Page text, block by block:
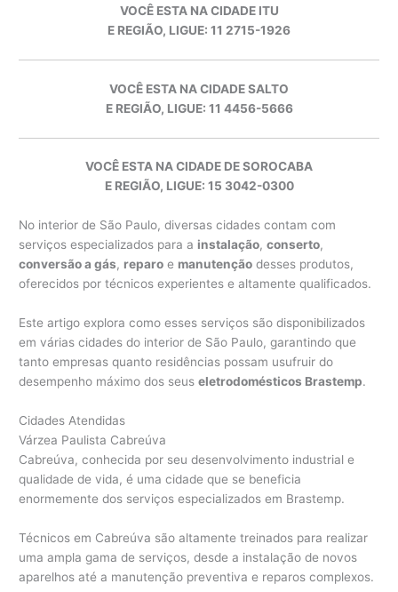
VOCÊ ESTA NA CIDADE ITU
E REGIÃO, LIGUE: 11 2715-1926
VOCÊ ESTA NA CIDADE SALTO
E REGIÃO, LIGUE: 11 4456-5666
VOCÊ ESTA NA CIDADE DE SOROCABA
E REGIÃO, LIGUE: 15 3042-0300
No interior de São Paulo, diversas cidades contam com
serviços especializados para a instalação,conserto,
conversão a gás, reparo e manutenção desses produtos,
oferecidos por técnicos experientes e altamente qualificados.
Este artigo explora como esses serviços são disponibilizados
em várias cidades do interior de São Paulo, garantindo que
tanto empresas quanto residências possam usufruir do
desempenho máximo dos seuseletrodomésticos Brastemp.
Cidades Atendidas
Várzea Paulista Cabreúva
Cabreúva, conhecida por seu desenvolvimento industrial e
qualidade de vida, é uma cidade que se beneficia
enormemente dos serviços especializados em Brastemp.
Técnicos em Cabreúva são altamente treinados para realizar
uma ampla gama de serviços, desde a instalação de novos
aparelhos até a manutenção preventiva e reparos complexos.